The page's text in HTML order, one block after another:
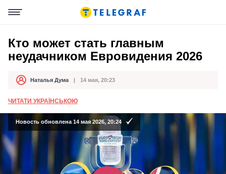
Кто может стать главным
неудачником Евровидения 2026
АвторНаталья Дума
Дата публикации 14 мая, 20:23
ЧИТАТИ УКРАЇНСЬКОЮ
Новость обновлена 14 мая 2026, 20:24